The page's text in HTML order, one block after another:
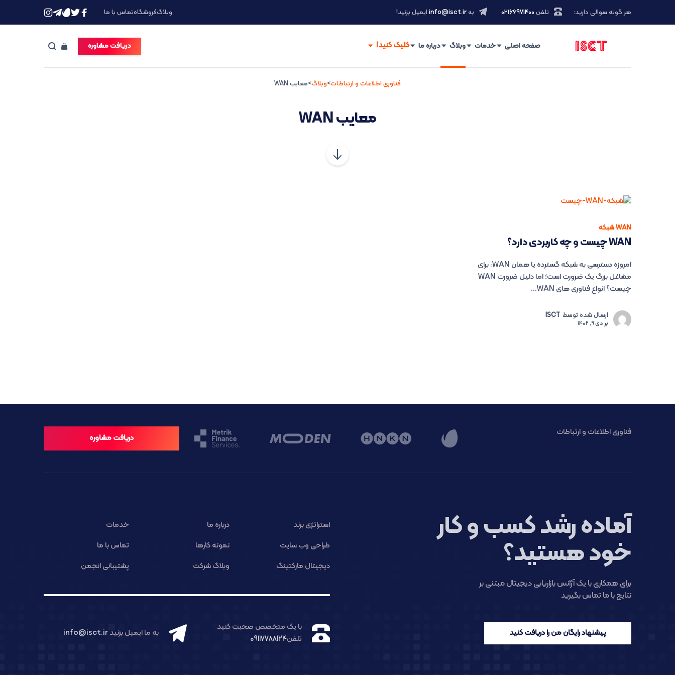
هر گونه سوالی دارید: تلفن ۰۲۱66971400 بهinfo@isct.ir ایمیل بزنید! وبلاگفروشگاهتماس با ما
صفحه اصلی خدمات وبلاگ درباره ما دریافت مشاوره
فناوری اطلاعات و ارتباطات>وبلاگ>معایب WAN
معایب WAN
WAN،شبکه
WAN چیست و چه کاربردی دارد؟
امروزه دسترسی به شبکه گسترده یا همان WAN، برای
مشاغل بزرگ یک ضرورت است؛ اما دلیل ضرورت WAN
چیست؟ انواع فناوری های WAN...
ارسال شده توسط ISCT
بردی 9, 1402
فناوری اطلاعات و ارتباطات
دریافت مشاوره
آماده رشد کسب و کار
خود هستید؟
برای همکاری با یک آژانس بازاریابی دیجیتال مبتنی بر
نتایج با ما تماس بگیرید
پیشنهاد رایگان من را دریافت کنید
استراتژی برند درباره ما
خدمات
طراحی وب سایت
نمونه کارها
تماس با ما
دیجیتال مارکتینگ
وبلاگ شرکت پشتیبانی انجمن
با یک متخصص صحبت کنید
تلفن09117788124
به ما ایمیل بزنیدinfo@isct.ir